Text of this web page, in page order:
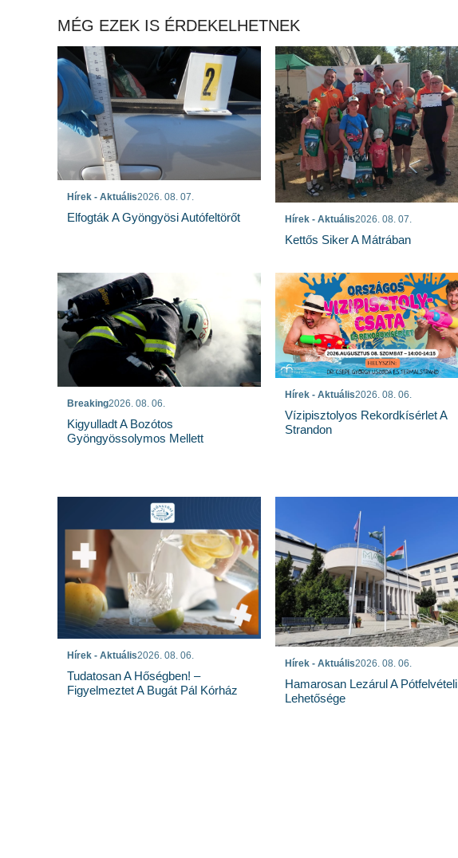
MÉG EZEK IS ÉRDEKELHETNEK
Hírek - Aktuális2026. 08. 07.
Elfogták A Gyöngyösi Autófeltörőt Hírek - Aktuális2026. 08. 07.
Kettős Siker A Mátrában
Breaking2026. 08. 06.
Kigyulladt A Bozótos
Gyöngyössolymos Mellett
Hírek - Aktuális2026. 08. 06.
Vízipisztolyos Rekordkísérlet A
Strandon
Hírek - Aktuális2026. 08. 06.
Tudatosan A Hőségben! –
Figyelmeztet A Bugát Pál Kórház
Hírek - Aktuális2026. 08. 06.
Hamarosan Lezárul A Pótfelvételi
Lehetősége